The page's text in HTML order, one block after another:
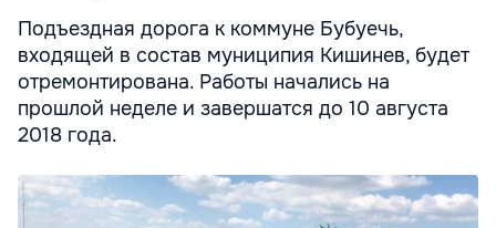
Подъездная дорога к коммуне Бубуечь,
входящей в состав муниципия Кишинев, будет
отремонтирована. Работы начались на
прошлой неделе и завершатся до 10 августа
2018 года.